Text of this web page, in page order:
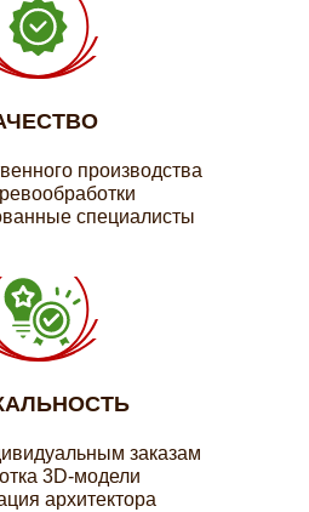
производства
специалисты
заказам
3D-модели
архитектора